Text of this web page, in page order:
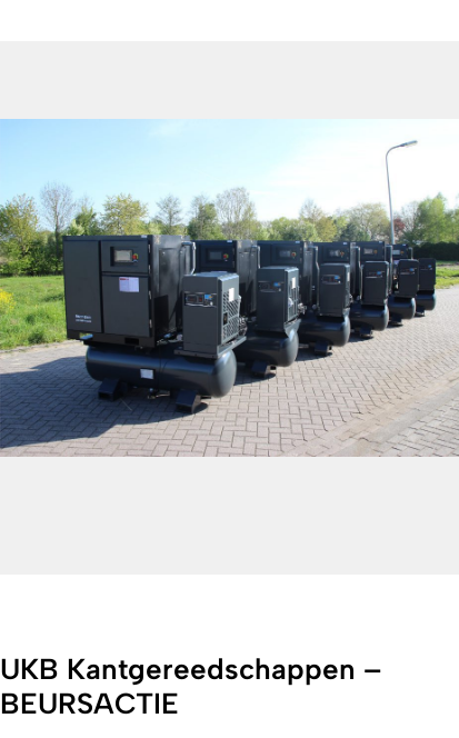
UKB Kantgereedschappen –
BEURSACTIE